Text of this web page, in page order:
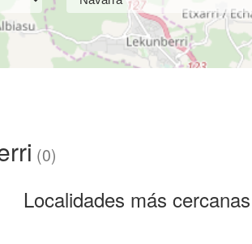
(0)
Localidades más cercanas